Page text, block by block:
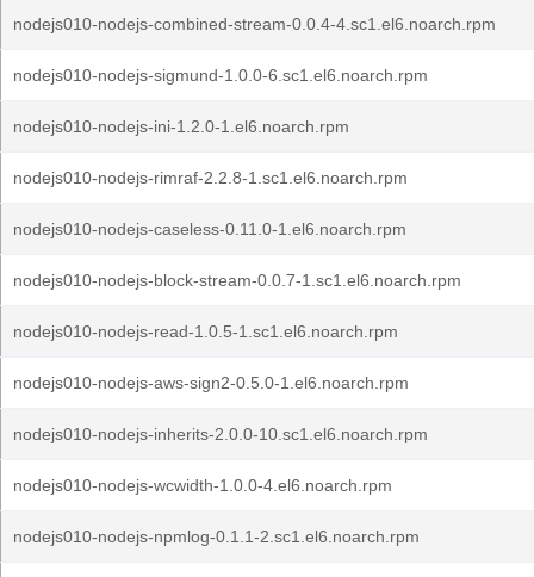
nodejs010-nodejs-combined-stream-0.0.4-4.sc1.el6.noarch.rpm
nodejs010-nodejs-sigmund-1.0.0-6.sc1.el6.noarch.rpm
nodejs010-nodejs-ini-1.2.0-1.el6.noarch.rpm
nodejs010-nodejs-rimraf-2.2.8-1.sc1.el6.noarch.rpm
nodejs010-nodejs-caseless-0.11.0-1.el6.noarch.rpm
nodejs010-nodejs-block-stream-0.0.7-1.sc1.el6.noarch.rpm
nodejs010-nodejs-read-1.0.5-1.sc1.el6.noarch.rpm
nodejs010-nodejs-aws-sign2-0.5.0-1.el6.noarch.rpm
nodejs010-nodejs-inherits-2.0.0-10.sc1.el6.noarch.rpm
nodejs010-nodejs-wcwidth-1.0.0-4.el6.noarch.rpm
nodejs010-nodejs-npmlog-0.1.1-2.sc1.el6.noarch.rpm